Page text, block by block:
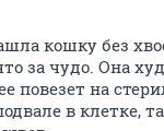
руб.
руб.